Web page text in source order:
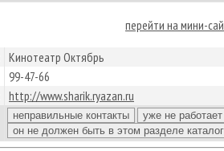
перейти на мини-
Кинотеатр Октябрь
99-47-66
http://www.sharik.ryazan.ru